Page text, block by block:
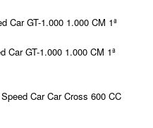
Car GT-1.000 1.000 CM 1ª
Car GT-1.000 1.000 CM 1ª
Car Car Cross 600 CC